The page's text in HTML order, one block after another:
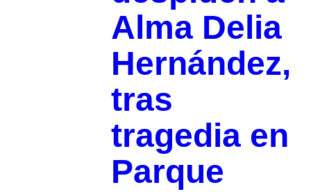
Alma Delia
Hernández,
tras
tragedia en
Parque